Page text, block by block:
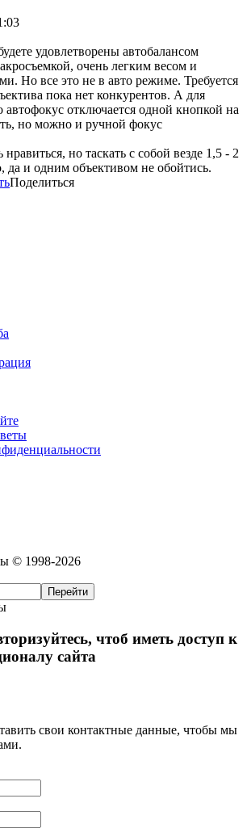
удовлетворены автобалансом
очень легким весом и
Но все это не в авто режиме. Требуется
пока нет конкурентов. А для
автофокус отключается одной кнопкой на
но можно и ручной фокус
но таскать с собой везде 1,5 - 2
да и одним объективом не обойтись.
Поделиться
© 1998-2026
чтоб иметь доступ к
сайта
свои контактные данные, чтобы мы